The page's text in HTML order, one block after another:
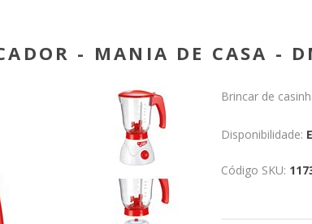
- MANIA DE CASA -
Brincar de
Disponibilidade:
Código SKU: